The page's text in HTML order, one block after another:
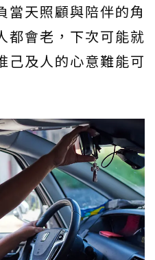
當天照顧與陪伴的角
都會老，下次可能就
己及人的心意難能可